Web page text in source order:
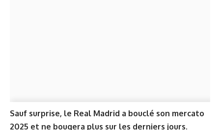
Sauf surprise, le Real Madrid a bouclé son mercato
2025 et ne bougera plus sur les derniers jours.